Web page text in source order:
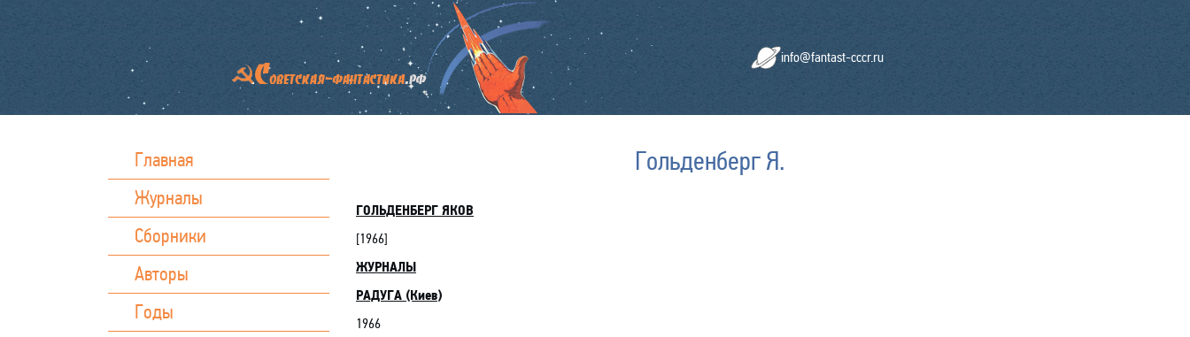
info@fantast-cccr.ru
Главная
Журналы
Сборники
Авторы
Годы
Гольденберг Я.
ГОЛЬДЕНБЕРГ ЯКОВ
[1966]
ЖУРНАЛЫ
РАДУГА (Киев)
1966